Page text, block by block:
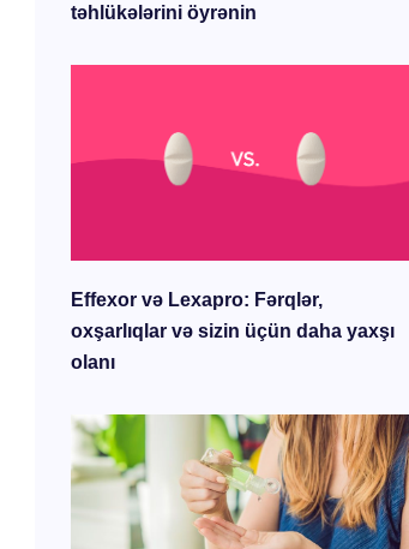
təhlükələrini öyrənin
Effexor və Lexapro: Fərqlər,
oxşarlıqlar və sizin üçün daha yaxşı
olanı